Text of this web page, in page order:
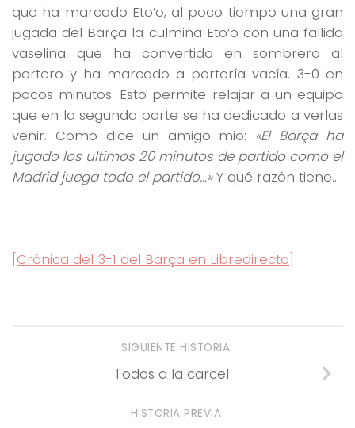
que ha marcado Eto’o, al poco tiempo una gran
jugada del Barça la culmina Eto’o con una fallida
vaselina que ha convertido en sombrero al
portero y ha marcado a portería vacía. 3-0 en
pocos minutos. Esto permite relajar a un equipo
que en la segunda parte se ha dedicado a verlas
venir. Como dice un amigo mio: «El Barça ha
jugado los ultimos 20 minutos de partido como el
Madrid juega todo el partido…»Y qué razón tiene…
[Crónica del 3-1 del Barça en Libredirecto]
SIGUIENTE HISTORIA
Todos a la carcel
HISTORIA PREVIA